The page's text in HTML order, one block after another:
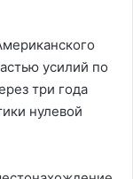
усилий по
три года
нулевой